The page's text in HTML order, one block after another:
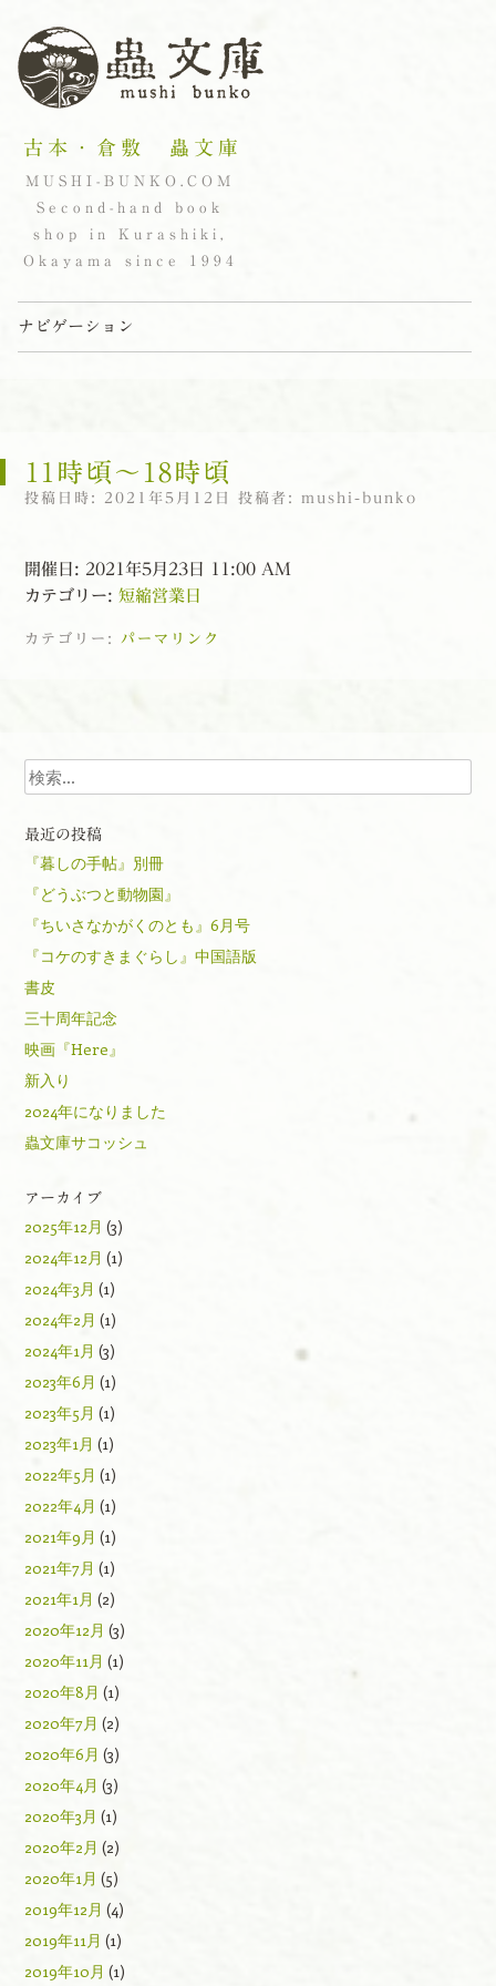
古本・倉敷 蟲文庫
MUSHI-BUNKO.COM
Second-hand book
shop in Kurashiki,
Okayama since 1994
ナビゲーション
11時頃〜18時頃
投稿日時: 2021年5月12日 投稿者: mushi-bunko
開催日: 2021年5月23日 11:00 AM
カテゴリー: 短縮営業日
カテゴリー: パーマリンク
検索
最近の投稿
『暮しの手帖』別冊
『どうぶつと動物園』
『ちいさなかがくのとも』6月号
『コケのすきまぐらし』中国語版
書皮
三十周年記念
映画『Here』
新入り
2024年になりました
蟲文庫サコッシュ
アーカイブ
2025年12月 (3)
2024年12月 (1)
2024年3月 (1)
2024年2月 (1)
2024年1月 (3)
2023年6月 (1)
2023年5月 (1)
2023年1月 (1)
2022年5月 (1)
2022年4月 (1)
2021年9月 (1)
2021年7月 (1)
2021年1月 (2)
2020年12月 (3)
2020年11月 (1)
2020年8月 (1)
2020年7月 (2)
2020年6月 (3)
2020年4月 (3)
2020年3月 (1)
2020年2月 (2)
2020年1月 (5)
2019年12月 (4)
2019年11月 (1)
2019年10月 (1)